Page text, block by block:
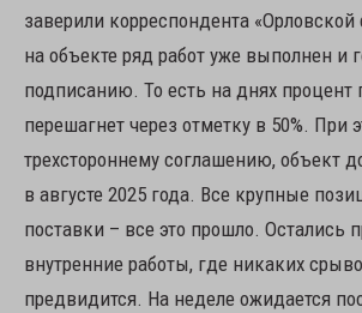
заверили корреспондента
на объекте ряд работ уже выполнен и
подписанию. То есть на днях процент
перешагнет через отметку в 50%. При
трехстороннему соглашению, объект
в августе 2025 года. Все крупные
поставки – все это прошло. Остались
внутренние работы, где никаких
предвидится. На неделе ожидается